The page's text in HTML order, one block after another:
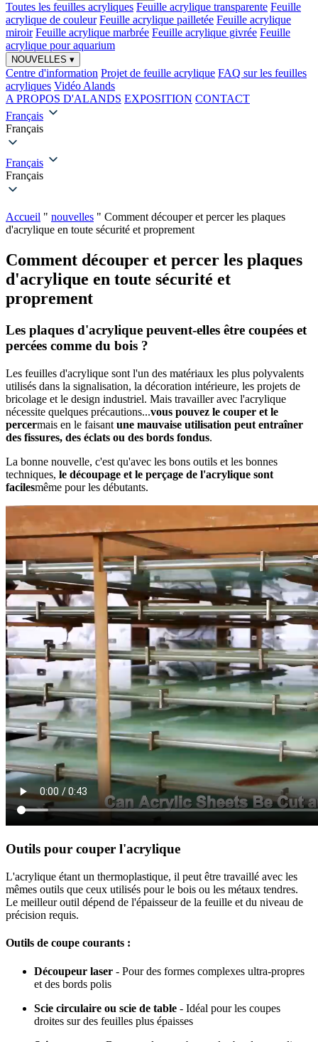
Toutes les feuilles acryliques Feuille acrylique transparente Feuille
acrylique de couleur Feuille acrylique pailletée Feuille acrylique
miroir Feuille acrylique marbrée Feuille acrylique givrée Feuille
acrylique pour aquarium
NOUVELLES ▾
Centre d'information Projet de feuille acrylique FAQ sur les feuilles
acryliques Vidéo Alands
A PROPOS D'ALANDS EXPOSITION CONTACT
Français
Français
Français
Français
Accueil " nouvelles " Comment découper et percer les plaques
d'acrylique en toute sécurité et proprement
Comment découper et percer les plaques
d'acrylique en toute sécurité et
proprement
Les plaques d'acrylique peuvent-elles être coupées et
percées comme du bois ?
Les feuilles d'acrylique sont l'un des matériaux les plus polyvalents
utilisés dans la signalisation, la décoration intérieure, les projets de
bricolage et le design industriel. Mais travailler avec l'acrylique
nécessite quelques précautions...vous pouvez le couper et le
percermais en le faisant une mauvaise utilisation peut entraîner
des fissures, des éclats ou des bords fondus.
La bonne nouvelle, c'est qu'avec les bons outils et les bonnes
techniques, le découpage et le perçage de l'acrylique sont
facilesmême pour les débutants.
Outils pour couper l'acrylique
L'acrylique étant un thermoplastique, il peut être travaillé avec les
mêmes outils que ceux utilisés pour le bois ou les métaux tendres.
Le meilleur outil dépend de l'épaisseur de la feuille et du niveau de
précision requis.
Outils de coupe courants :
Découpeur laser - Pour des formes complexes ultra-propres
et des bords polis
Scie circulaire ou scie de table - Idéal pour les coupes
droites sur des feuilles plus épaisses